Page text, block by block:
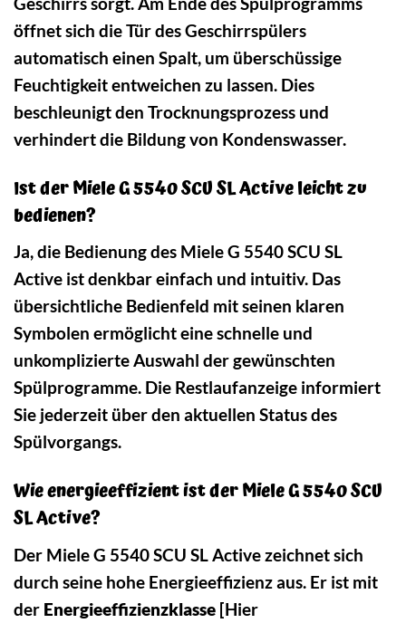
öffnet sich die Tür des Geschirrspülers
automatisch einen Spalt, um überschüssige
Feuchtigkeit entweichen zu lassen. Dies
beschleunigt den Trocknungsprozess und
verhindert die Bildung von Kondenswasser.
Ist der Miele G 5540 SCU SL Active leicht zu
bedienen?
Ja, die Bedienung des Miele G 5540 SCU SL
Active ist denkbar einfach und intuitiv. Das
übersichtliche Bedienfeld mit seinen klaren
Symbolen ermöglicht eine schnelle und
unkomplizierte Auswahl der gewünschten
Spülprogramme. Die Restlaufanzeige informiert
Sie jederzeit über den aktuellen Status des
Spülvorgangs.
Wie energieeffizient ist der Miele G 5540 SCU
SL Active?
Der Miele G 5540 SCU SL Active zeichnet sich
durch seine hohe Energieeffizienz aus. Er ist mit
der Energieeffizienzklasse [Hier